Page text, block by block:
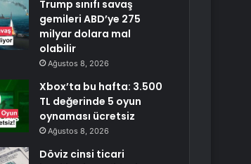
Trump sınıfı savaş
gemileri ABD’ye 275
milyar dolara mal
olabilir
Ağustos 8, 2026
Xbox’ta bu hafta: 3.500
TL değerinde 5 oyun
oynaması ücretsiz
Ağustos 8, 2026
Döviz cinsi ticari